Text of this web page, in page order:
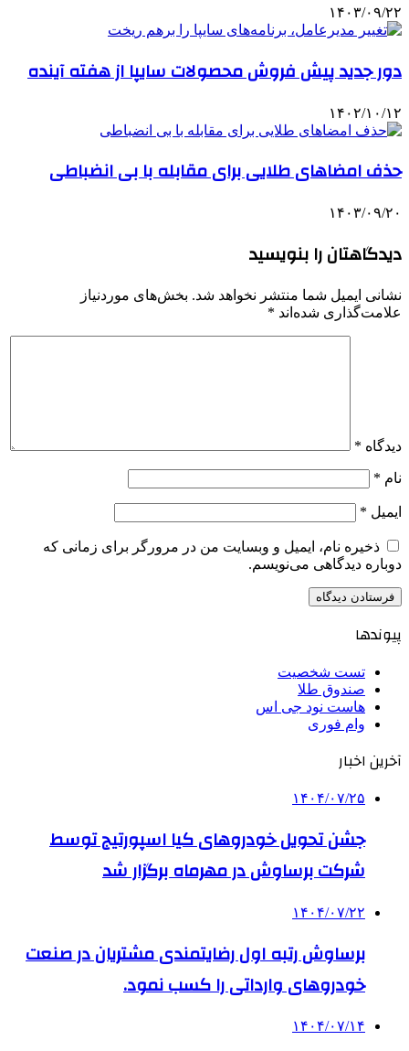
۱۴۰۳/۰۹/۲۲
دور جدید پیش فروش محصولات سایپا از هفته آینده
۱۴۰۲/۱۰/۱۲
حذف امضاهای طلایی برای مقابله با بی انضباطی
۱۴۰۳/۰۹/۲۰
دیدگاهتان را بنویسید
نشانی ایمیل شما منتشر نخواهد شد. بخش‌های موردنیاز
علامت‌گذاری شده‌اند *
دیدگاه *
نام *
ایمیل *
ذخیره نام، ایمیل و وبسایت من در مرورگر برای زمانی که
دوباره دیدگاهی می‌نویسم.
پیوندها
تست شخصیت
صندوق طلا
هاست نود جی اس
وام فوری
آخرین اخبار
۱۴۰۴/۰۷/۲۵
جشن تحویل خودروهای کیا اسپورتیج توسط
شرکت برساوش در مهرماه برگزار شد
۱۴۰۴/۰۷/۲۲
برساوش رتبه اول رضایتمندی مشتریان در صنعت
خودروهای وارداتی را کسب نمود.
۱۴۰۴/۰۷/۱۴